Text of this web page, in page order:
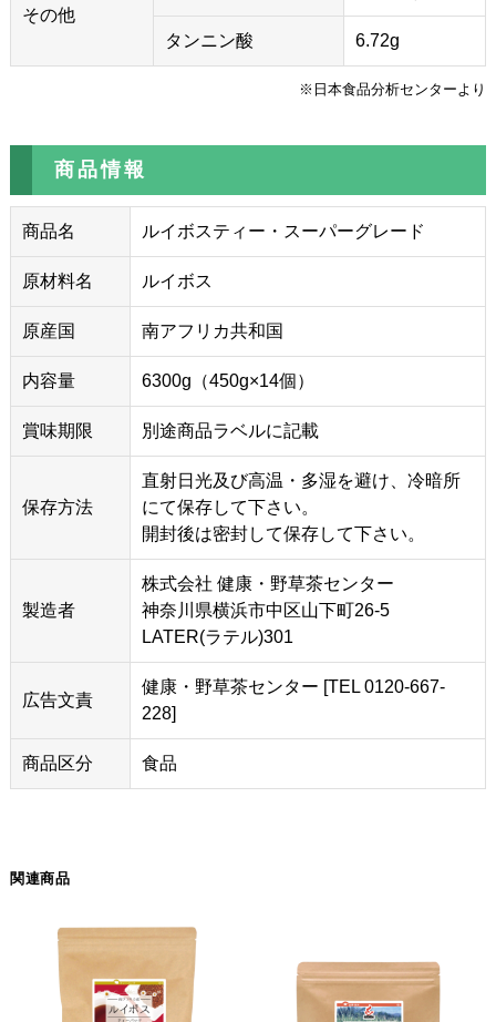
その他
タンニン酸 6.72g
※日本食品分析センターより
商品情報
商品名 ルイボスティー・スーパーグレード
原材料名 ルイボス
原産国 南アフリカ共和国
内容量 6300g（450g×14個）
賞味期限 別途商品ラベルに記載
保存方法
直射日光及び高温・多湿を避け、冷暗所
にて保存して下さい。
開封後は密封して保存して下さい。
製造者
株式会社 健康・野草茶センター
神奈川県横浜市中区山下町26-5
LATER(ラテル)301
広告文責
健康・野草茶センター [TEL 0120-667-
228]
商品区分 食品
関連商品